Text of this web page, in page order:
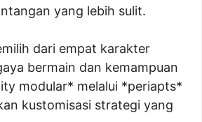
yang lebih sulit.
dari empat karakter
bermain dan kemampuan
modular* melalui *periapts*
kustomisasi strategi yang